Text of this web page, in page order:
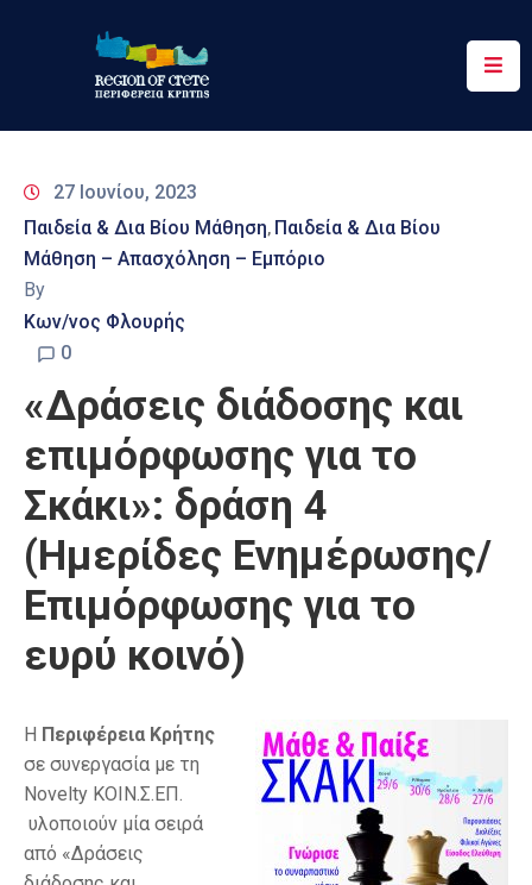
Περιφέρεια
&
Δράσεις
Ψηφιακές
Υπηρεσίες
Επικοινωνία
27 Ιουνίου, 2023
Παιδεία & Δια Βίου Μάθηση‚ Παιδεία & Δια Βίου
Μάθηση – Απασχόληση – Εμπόριο
By
Κων/νος Φλουρής
0
«Δράσεις διάδοσης και
επιμόρφωσης για το
Σκάκι»: δράση 4
(Ημερίδες Ενημέρωσης/
Επιμόρφωσης για το
ευρύ κοινό)
Η Περιφέρεια Κρήτης
σε συνεργασία με τη
Novelty ΚΟΙΝ.Σ.ΕΠ.
υλοποιούν μία σειρά
από «Δράσεις